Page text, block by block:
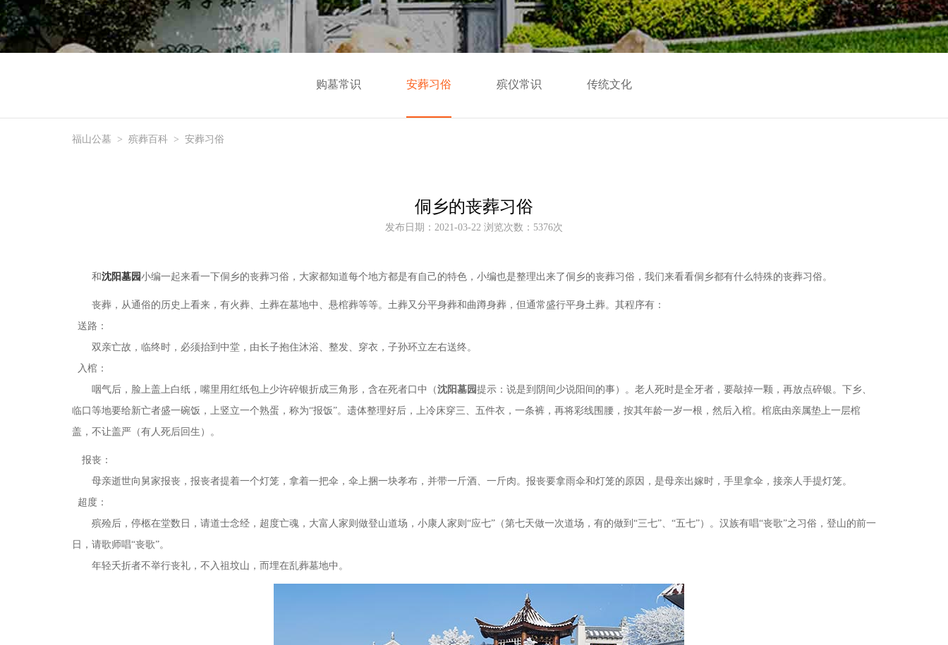
购墓常识 安葬习俗 殡仪常识 传统文化
福山公墓 > 殡葬百科 > 安葬习俗
侗乡的丧葬习俗
发布日期：2021-03-22 浏览次数：5376次
和沈阳墓园小编一起来看一下侗乡的丧葬习俗，大家都知道每个地方都是有自己的特色，小编也是整理出来了侗乡的丧葬习俗，我们来看看侗乡都有什么特殊的丧葬习俗。
丧葬，从通俗的历史上看来，有火葬、土葬在墓地中、悬棺葬等等。土葬又分平身葬和曲蹲身葬，但通常盛行平身土葬。其程序有：
送路：
双亲亡故，临终时，必须抬到中堂，由长子抱住沐浴、整发、穿衣，子孙环立左右送终。
入棺：
咽气后，脸上盖上白纸，嘴里用红纸包上少许碎银折成三角形，含在死者口中（沈阳墓园提示：说是到阴间少说阳间的事）。老人死时是全牙者，要敲掉一颗，再放点碎银。下乡、
临口等地要给新亡者盛一碗饭，上竖立一个熟蛋，称为“报饭”。遗体整理好后，上冷床穿三、五件衣，一条裤，再将彩线围腰，按其年龄一岁一根，然后入棺。棺底由亲属垫上一层棺
盖，不让盖严（有人死后回生）。
报丧：
母亲逝世向舅家报丧，报丧者提着一个灯笼，拿着一把伞，伞上捆一块孝布，并带一斤酒、一斤肉。报丧要拿雨伞和灯笼的原因，是母亲出嫁时，手里拿伞，接亲人手提灯笼。
超度：
殡殓后，停柩在堂数日，请道士念经，超度亡魂，大富人家则做登山道场，小康人家则 “应七”（第七天做一次道场，有的做到“三七”、“五七”）。汉族有唱“丧歌”之习俗，登山的前一
日，请歌师唱“丧歌”。
年轻夭折者不举行丧礼，不入祖坟山，而埋在乱葬墓地中。